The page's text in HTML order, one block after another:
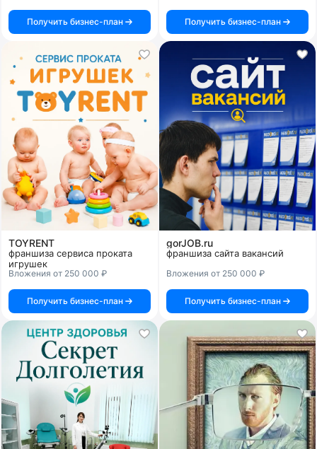
Получить бизнес-план Получить бизнес-план
TOYRENT
франшиза сервиса проката
игрушек
Вложения от 250 000 ₽
Получить бизнес-план
gorJOB.ru
франшиза сайта вакансий
Вложения от 250 000 ₽
Получить бизнес-план